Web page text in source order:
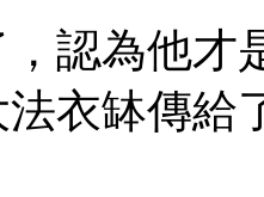
為他才
法衣缽傳給